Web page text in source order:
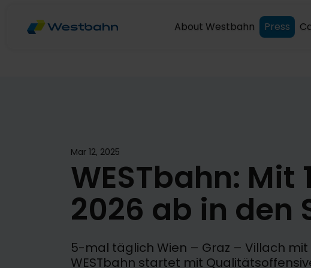
About Westbahn Press
Mar 12, 2025
WESTbahn: Mit
2026 ab in den
5-mal täglich Wien – Graz – Villach mit
WESTbahn startet mit